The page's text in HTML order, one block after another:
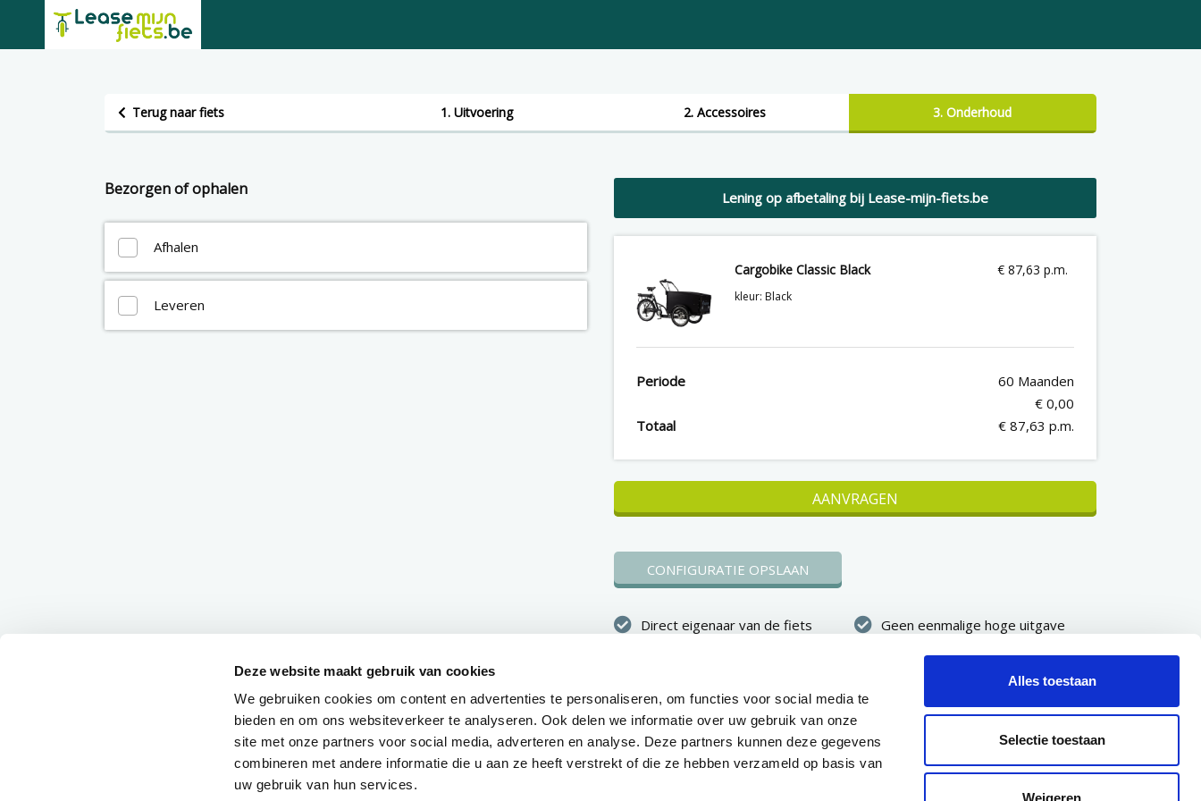
Deze website maakt gebruik van cookies
We gebruiken cookies om content en advertenties te personaliseren, om functies voor social media te
bieden en om ons websiteverkeer te analyseren. Ook delen we informatie over uw gebruik van onze
site met onze partners voor social media, adverteren en analyse. Deze partners kunnen deze gegevens
combineren met andere informatie die u aan ze heeft verstrekt of die ze hebben verzameld op basis van
uw gebruik van hun services.
Alles toestaan
Selectie toestaan
Weigeren
Terug naar fiets 1. Uitvoering 2. Accessoires 3. Onderhoud
Bezorgen of ophalen
Afhalen
Leveren
Lening op afbetaling bij Lease-mijn-fiets.be
Cargobike Classic Black
kleur: Black
€ 87,63 p.m.
Periode
60 Maanden
€ 0,00
Totaal
€ 87,63 p.m.
AANVRAGEN
CONFIGURATIE OPSLAAN
Direct eigenaar van de fiets
Geen eenmalige hoge uitgave
Vast maandbedrag, vooraf
Voorraadfietsen worden binnen 7
tot 10 werkdagen na goedkeuring
geleverd
Eerste betaling pas na 30 dagen